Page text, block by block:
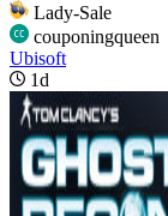
Lady-Sale
couponingqueen
Ubisoft
1d